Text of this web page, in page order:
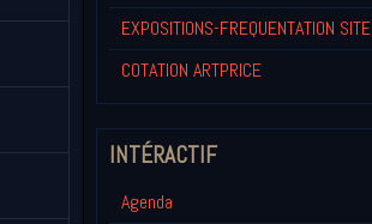
EXPOSITIONS-FREQUENTATION SITE
COTATION ARTPRICE
INTÉRACTIF
Agenda